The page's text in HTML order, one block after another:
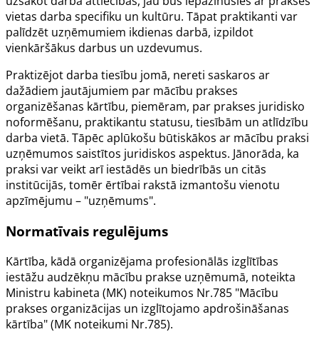
vietas darba specifiku un kultūru. Tāpat praktikanti var
palīdzēt uzņēmumiem ikdienas darbā, izpildot
vienkāršākus darbus un uzdevumus.
Praktizējot darba tiesību jomā, nereti saskaros ar
dažādiem jautājumiem par mācību prakses
organizēšanas kārtību, piemēram, par prakses juridisko
noformēšanu, praktikantu statusu, tiesībām un atlīdzību
darba vietā. Tāpēc aplūkošu būtiskākos ar mācību praksi
uzņēmumos saistītos juridiskos aspektus. Jānorāda, ka
praksi var veikt arī iestādēs un biedrībās un citās
institūcijās, tomēr ērtībai rakstā izmantošu vienotu
apzīmējumu – "uzņēmums".
Normatīvais regulējums
Kārtība, kādā organizējama profesionālās izglītības
iestāžu audzēkņu mācību prakse uzņēmumā, noteikta
Ministru kabineta (MK) noteikumos Nr.785 "Mācību
prakses organizācijas un izglītojamo apdrošināšanas
kārtība" (MK noteikumi Nr.785).